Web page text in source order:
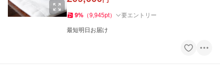
9% （9,945pt） 要エントリー
最短明日お届け